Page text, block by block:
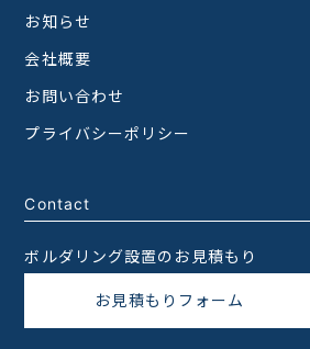
お知らせ
会社概要
お問い合わせ
プライバシーポリシー
Contact
ボルダリング設置のお見積もり
お見積もりフォーム